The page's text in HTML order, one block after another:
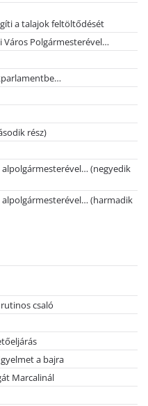
a talajok feltöltődését
Város Polgármesterével…
rész)
alpolgármesterével… (negyedik
alpolgármesterével… (harmadik
csaló
a bajra
Marcalinál